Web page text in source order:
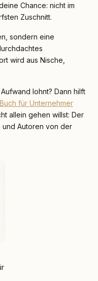
Chance: nicht im
Zuschnitt.
sondern eine
wird aus Nische,
lohnt? Dann hilft
für Unternehmer
allein gehen willst: Der
und Autoren von der